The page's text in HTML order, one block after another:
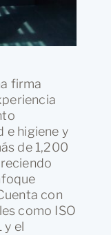
firma
e higiene y
de 1,200
con
como ISO
y el